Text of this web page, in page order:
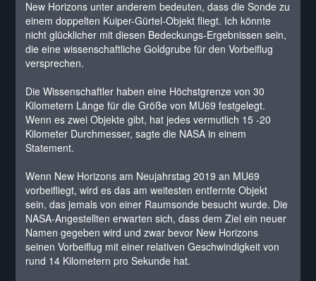
New Horizons unter anderem bedeuten, dass die Sonde zu
einem doppelten Kuiper-Gürtel-Objekt fliegt. Ich könnte
nicht glücklicher mit diesen Bedeckungs-Ergebnissen sein,
die eine wissenschaftliche Goldgrube für den Vorbeiflug
versprechen.
Die Wissenschaftler haben eine Höchstgrenze von 30
Kilometern Länge für die Größe von MU69 festgelegt.
Wenn es zwei Objekte gibt, hat jedes vermutlich 15 -20
Kilometer Durchmesser, sagte die NASA in einem
Statement.
Wenn New Horizons am Neujahrstag 2019 an MU69
vorbeifliegt, wird es das am weitesten entfernte Objekt
sein, das jemals von einer Raumsonde besucht wurde. Die
NASA-Angestellten erwarten sich, dass dem Ziel ein neuer
Namen gegeben wird und zwar bevor New Horizons
seinen Vorbeiflug mit einer relativen Geschwindigkeit von
rund 14 Kilometern pro Sekunde hat.